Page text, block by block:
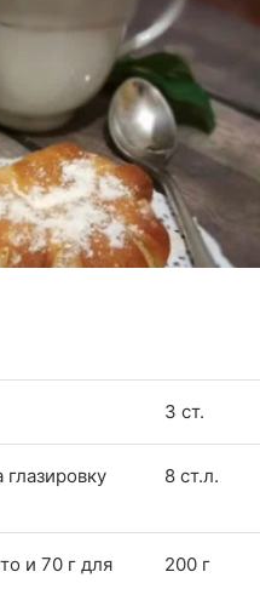
3 ст.
8 ст.л.
и 70 г для
200 г